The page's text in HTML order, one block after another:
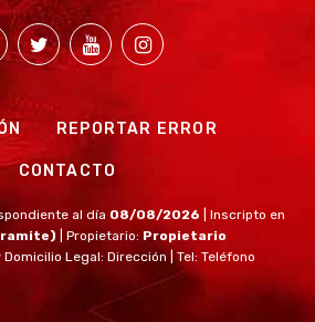
REPORTAR ERROR
CONTACTO
al día 08/08/2026
| Inscripto en
| Propietario: Propietario
Domicilio Legal: Dirección | Tel: Teléfono